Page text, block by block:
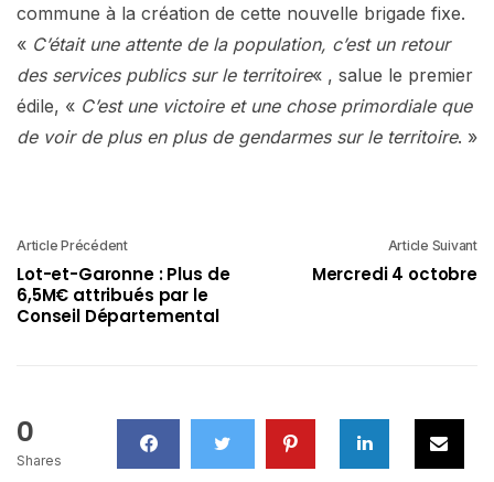
commune à la création de cette nouvelle brigade fixe.
« C’était une attente de la population, c’est un retour
des services publics sur le territoire« , salue le premier
édile, « C’est une victoire et une chose primordiale que
de voir de plus en plus de gendarmes sur le territoire. »
Article Précédent
Lot-et-Garonne : Plus de
6,5M€ attribués par le
Conseil Départemental
Article Suivant
Mercredi 4 octobre
0
Shares